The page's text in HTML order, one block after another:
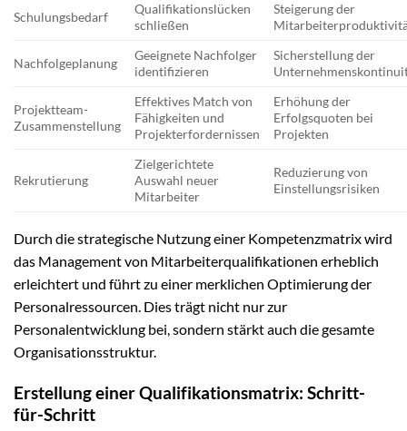
Schulungsbedarf
Qualifikationslücken
schließen
Steigerung der
Nachfolgeplanung
Geeignete Nachfolger
identifizieren
Sicherstellung der
Projektteam-
Zusammenstellung
Effektives Match von
Fähigkeiten und
Projekterfordernissen
Erhöhung der
Erfolgsquoten bei
Projekten
Rekrutierung
Zielgerichtete
Auswahl neuer
Mitarbeiter
Reduzierung von
Einstellungsrisiken
Durch die strategische Nutzung einer Kompetenzmatrix wird
das Management von Mitarbeiterqualifikationen erheblich
erleichtert und führt zu einer merklichen Optimierung der
Personalressourcen. Dies trägt nicht nur zur
Personalentwicklung bei, sondern stärkt auch die gesamte
Organisationsstruktur.
Erstellung einer Qualifikationsmatrix: Schritt-
für-Schritt